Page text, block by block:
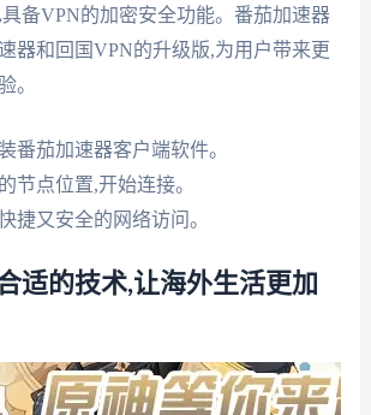
备VPN的加密安全功能。番茄加速器
器和回国VPN的升级版,为用户带来更
。
番茄加速器客户端软件。
节点位置,开始连接。
捷又安全的网络访问。
适的技术,让海外生活更加